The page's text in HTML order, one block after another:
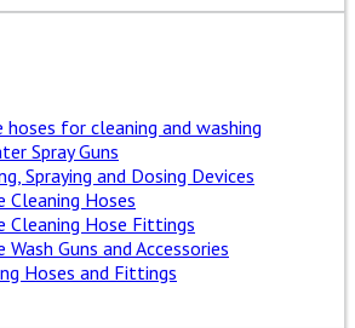
hoses for cleaning and washing
Spray Guns
Spraying and Dosing Devices
Cleaning Hoses
Cleaning Hose Fittings
Wash Guns and Accessories
Hoses and Fittings